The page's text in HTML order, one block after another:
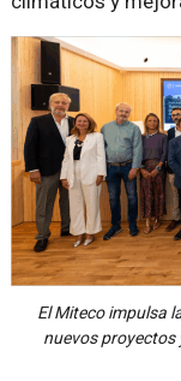
El Miteco impulsa
nuevos proyectos